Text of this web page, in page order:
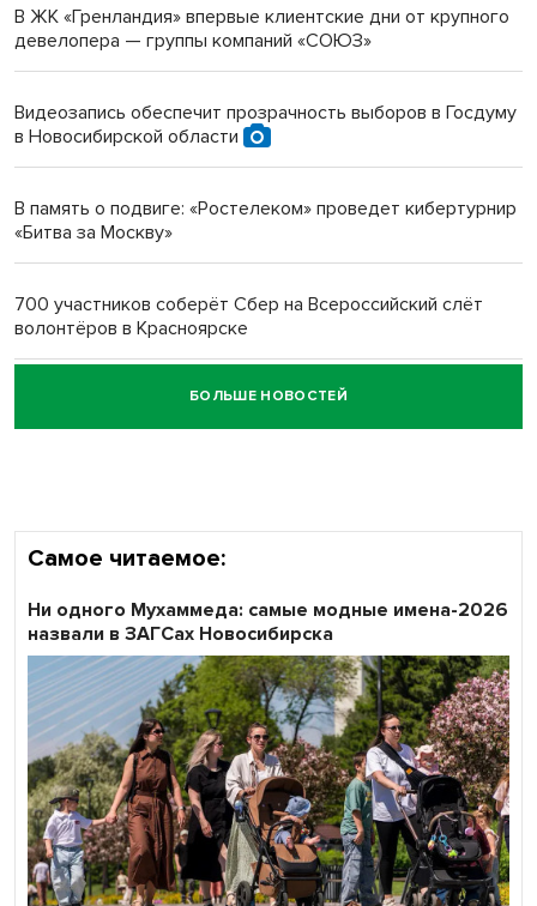
Инвалид получил условный срок за избиение врачей
Новосибирский преподаватель с женой вошли в топ-16
Обновлённое отделение ВТБ открылось в Искитиме
В ЖК «Гренландия» впервые клиентские дни от крупного
девелопера — группы компаний «СОЮЗ»
Видеозапись обеспечит прозрачность выборов в Госдуму
в Новосибирской области
В память о подвиге: «Ростелеком» проведет кибертурнир
«Битва за Москву»
700 участников соберёт Сбер на Всероссийский слёт
волонтёров в Красноярске
Честный выбор: видеонаблюдение обеспечит
объективность результатов ЕДГ в Новосибирской
БОЛЬШЕ НОВОСТЕЙ
Самое читаемое:
Ни одного Мухаммеда: самые модные имена-2026
назвали в ЗАГСах Новосибирска